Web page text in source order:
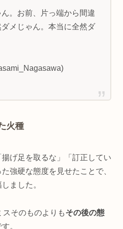
。お前、片っ端から間違
メじゃん。本当に全然ダ
火種
げ足を取るな」「訂正してい
強硬な態度を見せたことで、
ました。
そのものよりもその後の態
。